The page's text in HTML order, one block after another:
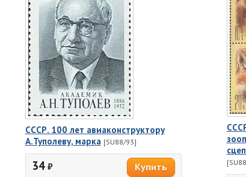
СССР. 100 лет авиаконструктору
А.Туполеву, марка [SU88/93]
34 ₽